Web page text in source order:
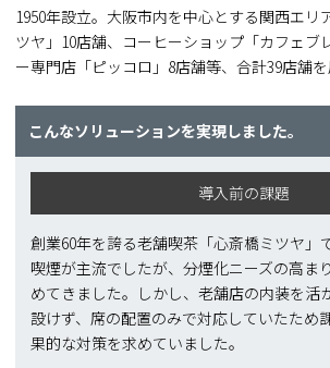
1950年設立。大阪市内を中心とする関西エリ
ツヤ」10店舗、コーヒーショップ「カフェブ
ー専門店「ピッコロ」8店舗等、合計39店舗を
こんなソリューションを実現しました。
導入前の課題
創業60年を誇る老舗喫茶「心斎橋ミツヤ」
喫煙が主流でしたが、分煙化ニーズの高ま
めてきました。しかし、老舗店の内装を活
設けず、席の配置のみで対応していたため
果的な対策を求めていました。